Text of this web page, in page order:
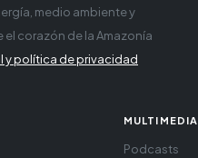
medio ambiente y
el corazón de la Amazonía
y política de privacidad
MULTIMEDIA
Podcasts